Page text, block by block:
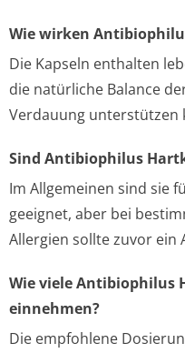
Wie wirken
Die Kapseln enthalten
die natürliche Balance
Verdauung unterstützen
Sind Antibiophilus
Im Allgemeinen sind sie
geeignet, aber bei
Allergien sollte zuvor ein
Wie viele Antibiophilus
einnehmen?
Die empfohlene